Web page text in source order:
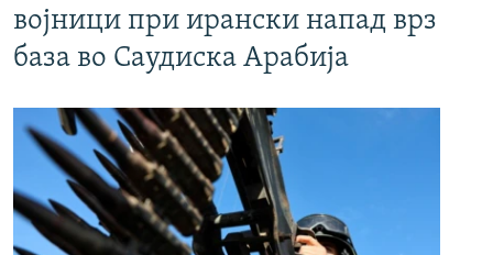
војници при ирански напад врз
база во Саудиска Арабија